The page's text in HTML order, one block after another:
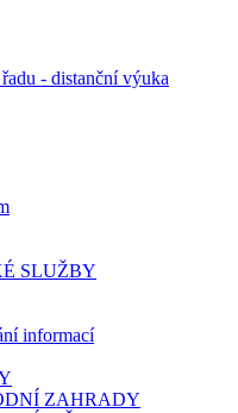
- distanční výuka
SLUŽBY
informací
ZAHRADY